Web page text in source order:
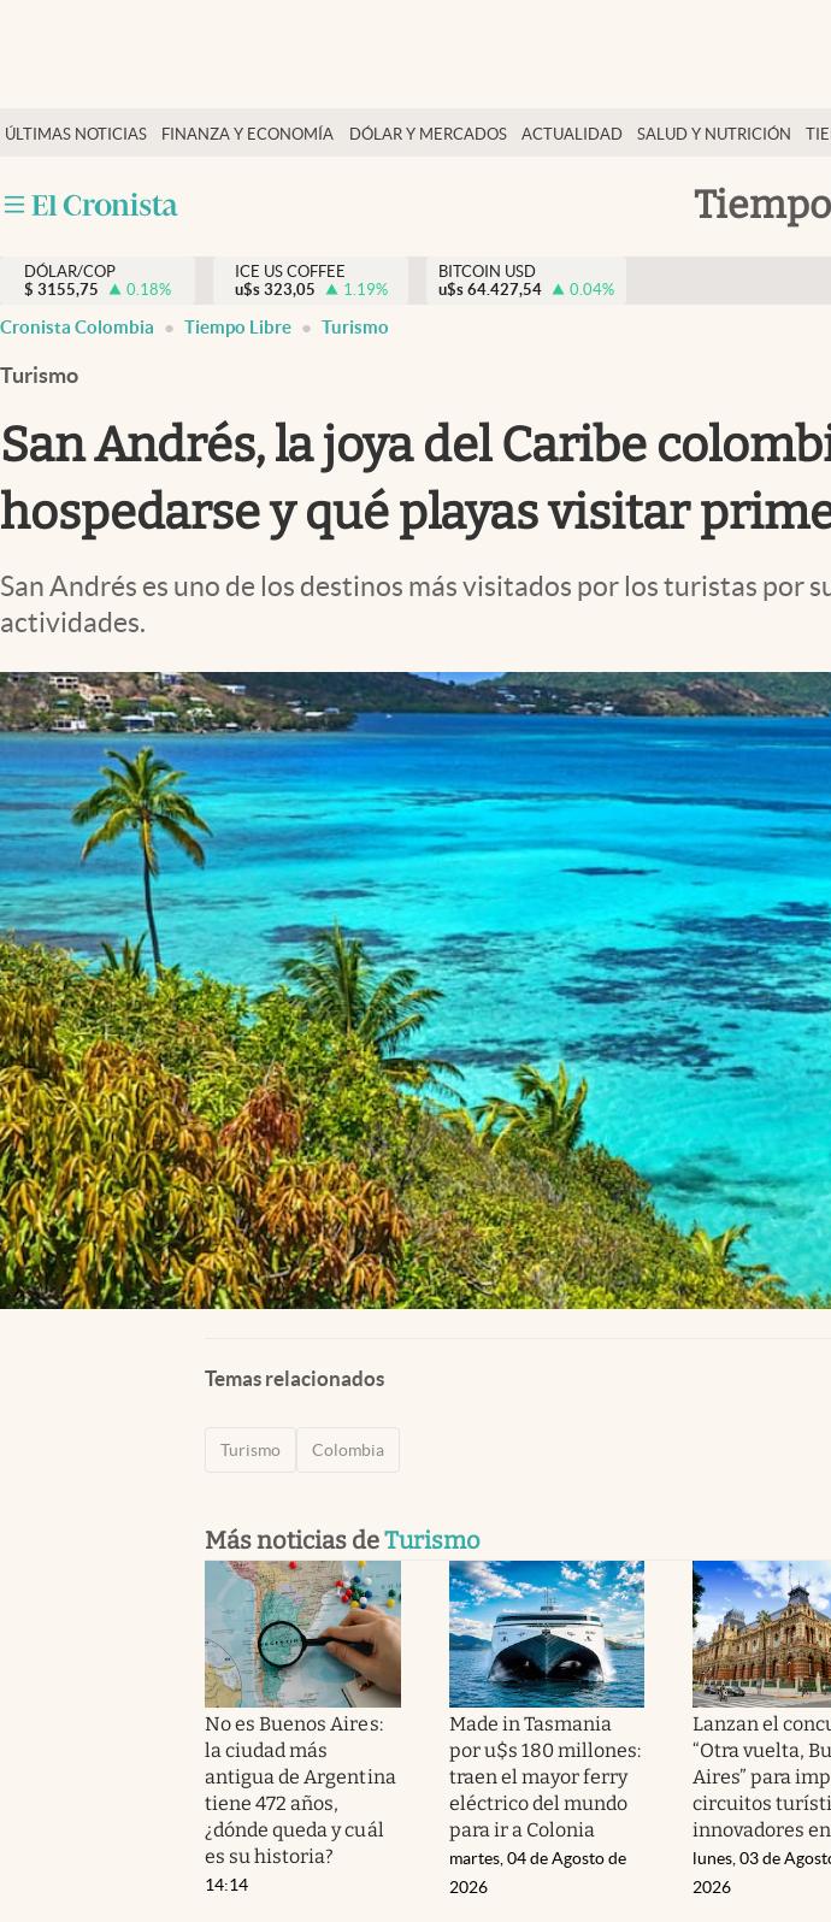
ÚLTIMAS NOTICIAS FINANZA Y ECONOMÍA DÓLAR Y MERCADOS ACTUALIDAD SALUD Y NUTRICIÓN
Salud y nutrición
Tiempo libre
Dólar y mercados
Curiosidades
DÓLAR/COP
$ 3155,75 0.18%
ICE US COFFEE
u$s 323,05 1.19%
BITCOIN USD
u$s 64.427,54 0.04%
Cronista Colombia Tiempo Libre Turismo
Turismo
San Andrés, la joya del Caribe
hospedarse y qué playas visitar
San Andrés es uno de los destinos más visitados por los turistas por
actividades.
Temas relacionados
Turismo Colombia
Más noticias deTurismo
No es Buenos Aires:
la ciudad más
antigua de Argentina
tiene 472 años,
¿dónde queda y cuál
es su historia?
14:14
Made in Tasmania
por u$s 180 millones:
traen el mayor ferry
eléctrico del mundo
para ir a Colonia
martes, 04 de Agosto de
2026
Lanzan el
“Otra vuelta,
Aires” para
circuitos
innovadores en
lunes, 03 de
2026